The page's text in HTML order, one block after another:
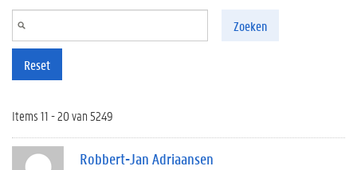
Zoeken
Reset
Items 11 - 20 van 5249
Robbert-Jan Adriaansen